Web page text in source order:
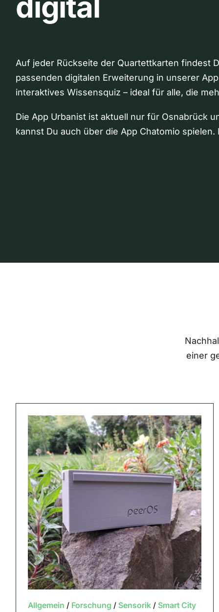
Auf jeder Rückseite der Quartettkarten findest
passenden digitalen Erweiterung in unserer
interaktives Wissensquiz – ideal für alle, die
Die App Urbanist ist aktuell nur für Osnabrück
kannst Du auch über die App Chatomio
einer
Allgemein / Forschung / Sensorik/ Smart City